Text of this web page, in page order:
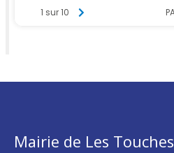
Mairie de Les